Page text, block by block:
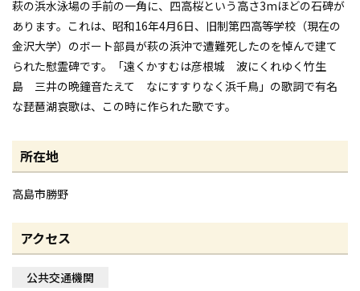
萩の浜水泳場の手前の一角に、四高桜という高さ3mほどの石碑が
あります。これは、昭和16年4月6日、旧制第四高等学校（現在の
金沢大学）のボート部員が萩の浜沖で遭難死したのを悼んで建て
られた慰霊碑です。「遠くかすむは彦根城 波にくれゆく竹生
島 三井の晩鐘音たえて なにすすりなく浜千鳥」の歌詞で有名
な琵琶湖哀歌は、この時に作られた歌です。
所在地
高島市勝野
アクセス
公共交通機関